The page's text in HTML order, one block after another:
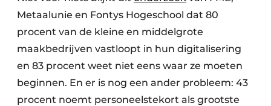
Metaalunie en Fontys Hogeschool dat 80
procent van de kleine en middelgrote
maakbedrijven vastloopt in hun digitalisering
en 83 procent weet niet eens waar ze moeten
beginnen. En er is nog een ander probleem: 43
procent noemt personeelstekort als grootste